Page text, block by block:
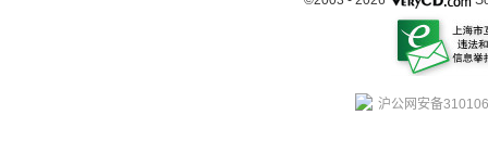
沪公网安备